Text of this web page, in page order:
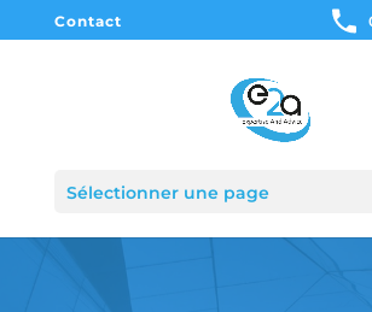
Contact
Sélectionner une page